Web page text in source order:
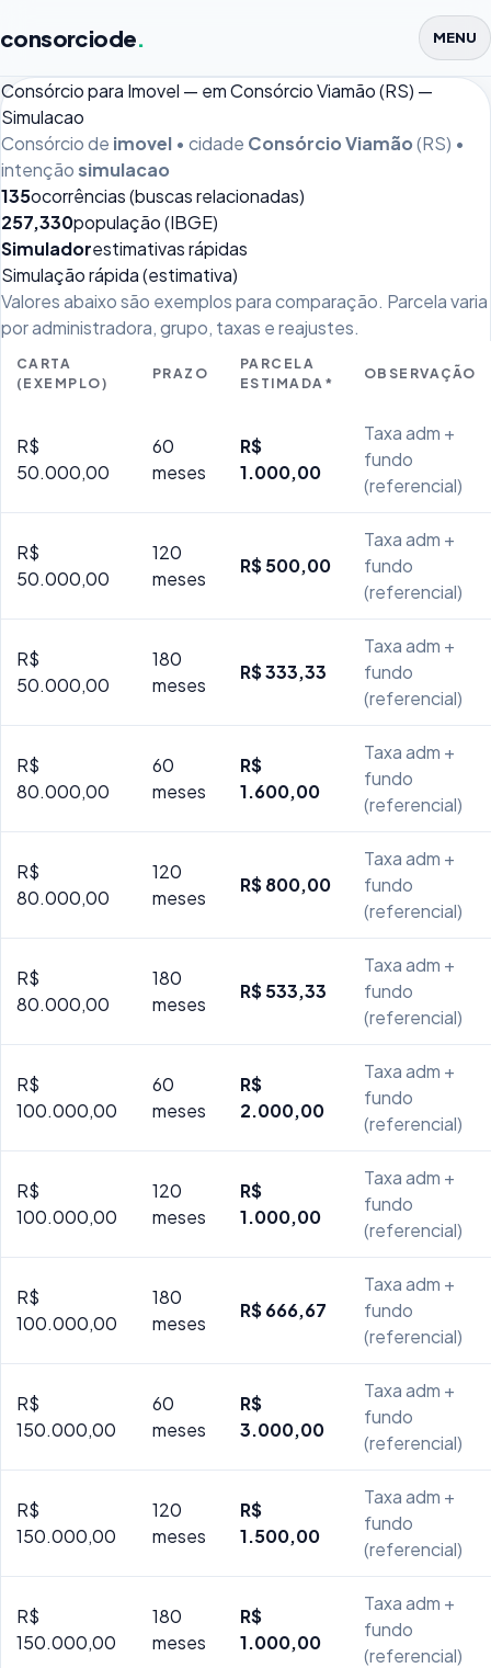
consorciode. MENU
Consórcio para Imovel — em Consórcio Viamão (RS) —
Simulacao
Consórcio de imovel • cidade Consórcio Viamão(RS) •
intençãosimulacao
135ocorrências (buscas relacionadas)
257,330população (IBGE)
Simuladorestimativas rápidas
Simulação rápida (estimativa)
Valores abaixo são exemplos para comparação. Parcela varia
por administradora, grupo, taxas e reajustes.
CARTA
(EXEMPLO)
PRAZO
PARCELA
ESTIMADA*
OBSERVAÇÃO
R$
50.000,00
60
meses
R$
1.000,00
Taxa adm +
fundo
(referencial)
R$
50.000,00
120
meses
R$ 500,00
Taxa adm +
fundo
(referencial)
R$
50.000,00
180
meses
R$ 333,33
Taxa adm +
fundo
(referencial)
R$
80.000,00
60
meses
R$
1.600,00
Taxa adm +
fundo
(referencial)
R$
80.000,00
120
meses
R$ 800,00
Taxa adm +
fundo
(referencial)
R$
80.000,00
180
meses
R$ 533,33
Taxa adm +
fundo
(referencial)
R$
100.000,00
60
meses
R$
2.000,00
Taxa adm +
fundo
(referencial)
R$
100.000,00
120
meses
R$
1.000,00
Taxa adm +
fundo
(referencial)
R$
100.000,00
180
meses
R$ 666,67
Taxa adm +
fundo
(referencial)
R$
150.000,00
60
meses
R$
3.000,00
Taxa adm +
fundo
(referencial)
R$
150.000,00
120
meses
R$
1.500,00
Taxa adm +
fundo
(referencial)
R$
150.000,00
180
meses
R$
1.000,00
Taxa adm +
fundo
(referencial)